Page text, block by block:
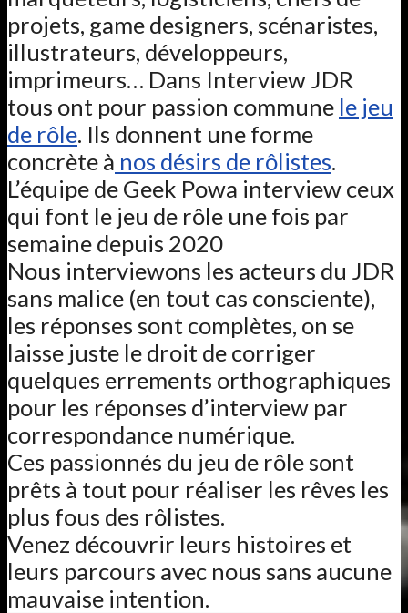
projets, game designers, scénaristes,
illustrateurs, développeurs,
imprimeurs… Dans Interview JDR
tous ont pour passion commune le jeu
de rôle. Ils donnent une forme
concrète à nos désirs de rôlistes.
L’équipe de Geek Powa interview ceux
qui font le jeu de rôle une fois par
semaine depuis 2020
Nous interviewons les acteurs du JDR
sans malice (en tout cas consciente),
les réponses sont complètes, on se
laisse juste le droit de corriger
quelques errements orthographiques
pour les réponses d’interview par
correspondance numérique.
Ces passionnés du jeu de rôle sont
prêts à tout pour réaliser les rêves les
plus fous des rôlistes.
Venez découvrir leurs histoires et
leurs parcours avec nous sans aucune
mauvaise intention.